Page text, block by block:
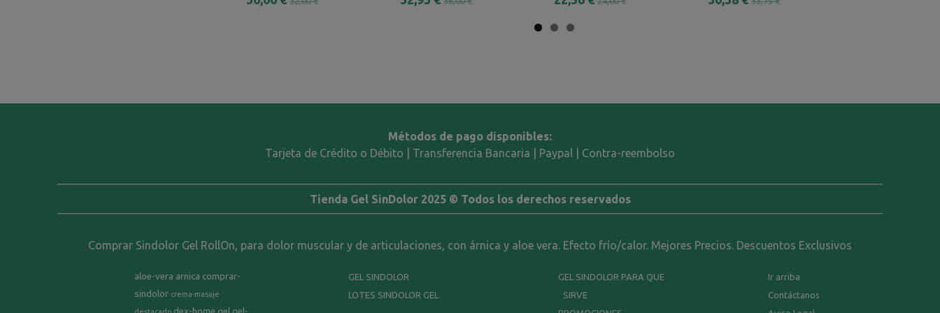
Métodos de pago disponibles:
Tarjeta de Crédito o Débito | Transferencia Bancaria | Paypal | Contra-reembolso
Tienda Gel SinDolor 2025 © Todos los derechos reservados
Comprar Sindolor Gel RollOn, para dolor muscular y de articulaciones, con árnica y aloe vera. Efecto frío/calor. Mejores Precios. Descuentos Exclusivos
aloe-vera arnica comprar-
sindolor crema-masaje
GEL SINDOLOR
LOTES SINDOLOR GEL
GEL SINDOLOR PARA QUE
SIRVE
Ir arriba
Contáctanos